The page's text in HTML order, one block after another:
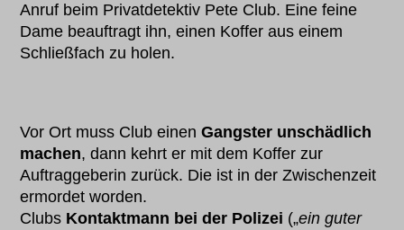
Anruf beim Privatdetektiv Pete Club. Eine feine
Dame beauftragt ihn, einen Koffer aus einem
Schließfach zu holen.
Vor Ort muss Club einenGangster unschädlich
machen, dann kehrt er mit dem Koffer zur
Auftraggeberin zurück. Die ist in der Zwischenzeit
ermordet worden.
Clubs Kontaktmann bei der Polizei („ein guter